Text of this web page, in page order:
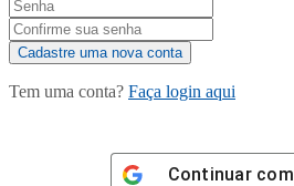
Tem uma conta? Faça login aqui
Continuar com